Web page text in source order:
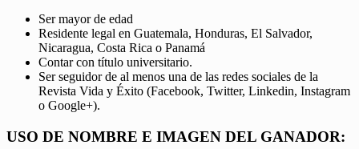
Ser mayor de edad
Residente legal en Guatemala, Honduras, El Salvador,
Nicaragua, Costa Rica o Panamá
Contar con título universitario.
Ser seguidor de al menos una de las redes sociales de la
Revista Vida y Éxito (Facebook, Twitter, Linkedin, Instagram
o Google+).
USO DE NOMBRE E IMAGEN DEL GANADOR: